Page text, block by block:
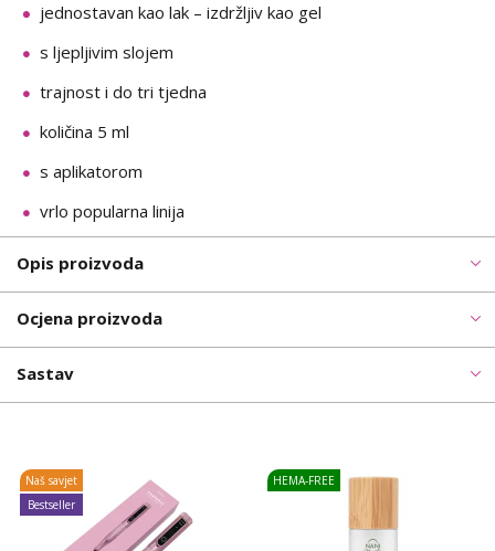
jednostavan kao lak – izdržljiv kao gel
s ljepljivim slojem
trajnost i do tri tjedna
količina 5 ml
s aplikatorom
vrlo popularna linija
Opis proizvoda
Ocjena proizvoda
Sastav
Naš savjet
Bestseller
HEMA-FREE